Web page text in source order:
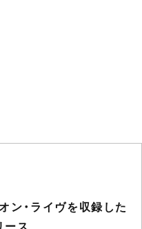
ン・ライヴを収録した
ス